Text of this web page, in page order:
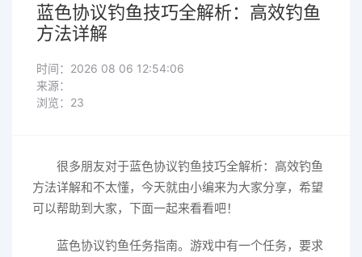
蓝色协议钓鱼技巧全解析：高效钓鱼
方法详解
时间：2026 08 06 12:54:06
来源：
浏览：23
很多朋友对于蓝色协议钓鱼技巧全解析：高效钓鱼
方法详解和不太懂，今天就由小编来为大家分享，希望
可以帮助到大家，下面一起来看看吧！
蓝色协议钓鱼任务指南。游戏中有一个任务，要求